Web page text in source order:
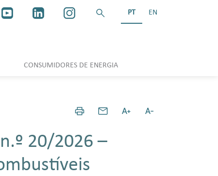
PT EN
CONSUMIDORES DE ENERGIA
20/2026 –